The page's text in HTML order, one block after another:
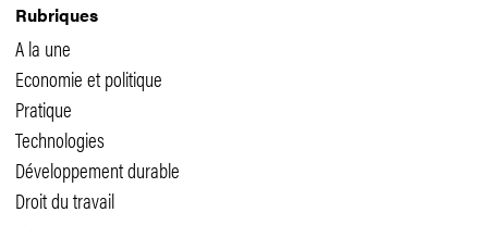
Rubriques
A la une
Economie et politique
Pratique
Technologies
Développement durable
Droit du travail